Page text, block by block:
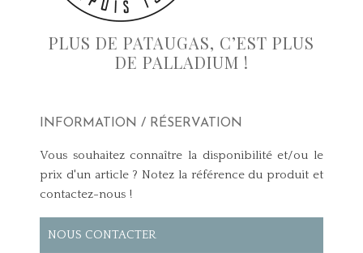
PLUS DE PATAUGAS, C’EST PLUS
DE PALLADIUM !
INFORMATION / RÉSERVATION
Vous souhaitez connaître la disponibilité et/ou le
prix d'un article ? Notez la référence du produit et
contactez-nous !
NOUS CONTACTER